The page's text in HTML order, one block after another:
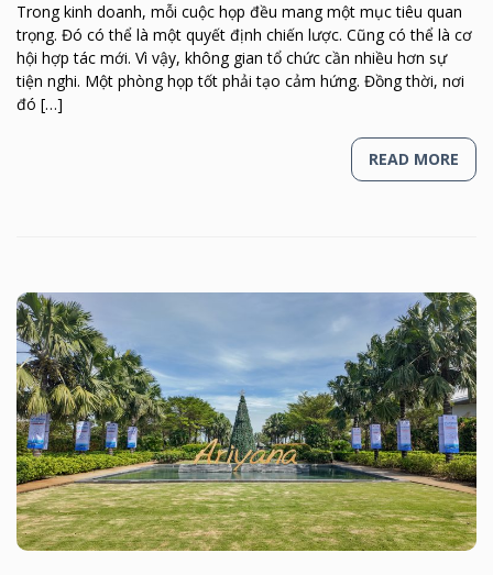
Trong kinh doanh, mỗi cuộc họp đều mang một mục tiêu quan
trọng. Đó có thể là một quyết định chiến lược. Cũng có thể là cơ
hội hợp tác mới. Vì vậy, không gian tổ chức cần nhiều hơn sự
tiện nghi. Một phòng họp tốt phải tạo cảm hứng. Đồng thời, nơi
đó […]
READ MORE